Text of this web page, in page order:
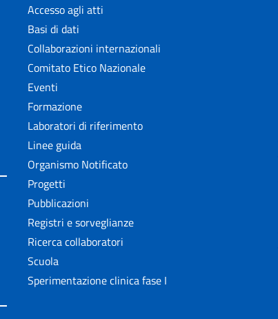
Accesso agli atti
Basi di dati
Collaborazioni internazionali
Comitato Etico Nazionale
Eventi
Formazione
Laboratori di riferimento
Linee guida
Organismo Notificato
Progetti
Pubblicazioni
Registri e sorveglianze
Ricerca collaboratori
Scuola
Sperimentazione clinica fase I